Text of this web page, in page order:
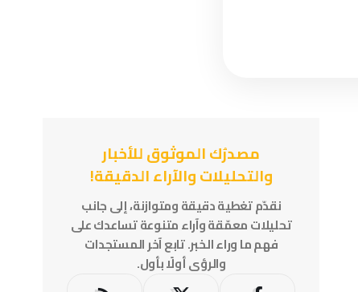
مصدرُك الموثوق للأخبار
والتحليلات والآراء الدقيقة!
نقدّم تغطية دقيقة ومتوازنة، إلى جانب
تحليلات معمّقة وآراء متنوعة تساعدك على
فهم ما وراء الخبر. تابع آخر المستجدات
والرؤى أولًا بأول.